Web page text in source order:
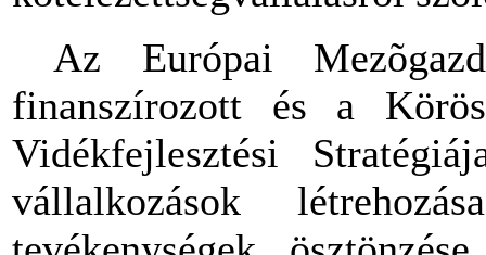
Az Európai
finanszírozott és a
Vidékfejlesztési
vállalkozások